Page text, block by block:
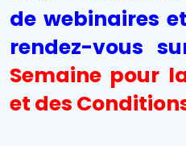
de webinaires
rendez-vous
Semaine pour
et des